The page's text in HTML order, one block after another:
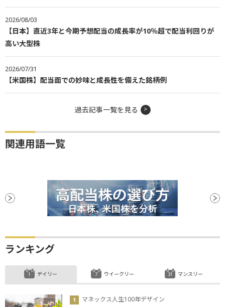
2026/08/03
【日本】直近3年と今期予想配当の成長率が10％超で配当利回りが
高い大型株
2026/07/31
【米国株】配当面での妙味と成長性を備えた銘柄例
過去記事一覧を見る
関連用語一覧
ランキング
デイリー
マネックス人生100年デザイン
ウイークリー マンスリー